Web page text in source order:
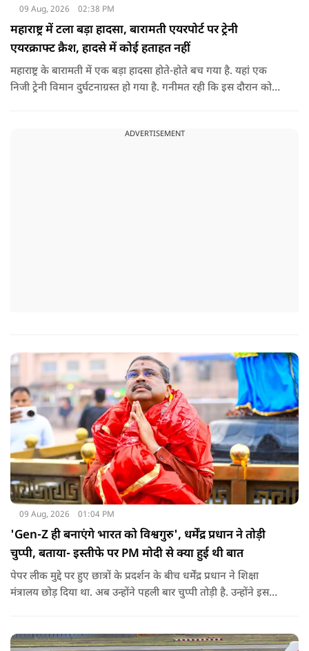
09 Aug, 2026 02:38 PM
महाराष्ट्र में टला बड़ा हादसा, बारामती एयरपोर्ट पर ट्रेनी
एयरक्राफ्ट क्रैश, हादसे में कोई हताहत नहीं
महाराष्ट्र के बारामती में एक बड़ा हादसा होते-होते बच गया है. यहां एक
निजी ट्रेनी विमान दुर्घटनाग्रस्त हो गया है. गनीमत रही कि इस दौरान कोई
ADVERTISEMENT
09 Aug, 2026 01:04 PM
'Gen-Z ही बनाएंगे भारत को विश्वगुरु', धर्मेंद्र प्रधान ने तोड़ी
चुप्पी, बताया- इस्तीफे पर PM मोदी से क्या हुई थी बात
पेपर लीक मुद्दे पर हुए छात्रों के प्रदर्शन के बीच धर्मेंद्र प्रधान ने शिक्षा
मंत्रालय छोड़ दिया था. अब उन्होंने पहली बार चुप्पी तोड़ी है. उन्होंने इस